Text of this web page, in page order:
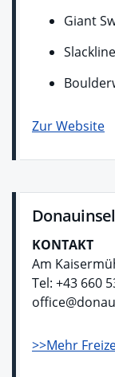
Giant
Zur Website
KONTAKT
Am
Tel: +43 660
>>Mehr